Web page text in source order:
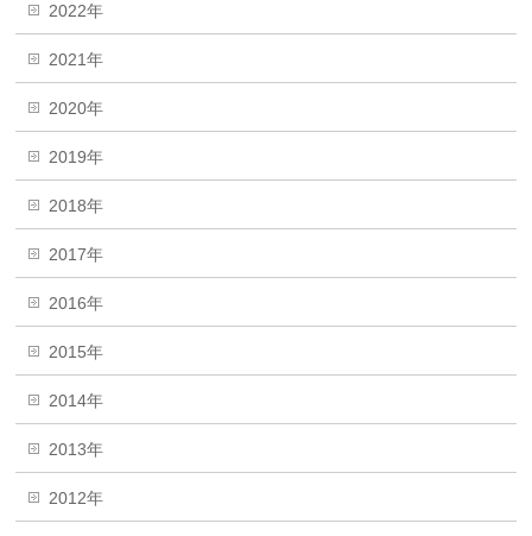
2022年
2021年
2020年
2019年
2018年
2017年
2016年
2015年
2014年
2013年
2012年